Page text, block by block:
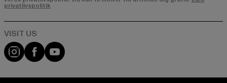
privatlivspolitik
Visit our Instagram page:
Visit our Facebook page:
Visit our YouTube channel: